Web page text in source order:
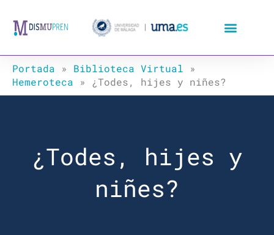
Portada » Biblioteca Virtual »
Hemeroteca » ¿Todes, hijes y niñes?
¿Todes, hijes y
niñes?